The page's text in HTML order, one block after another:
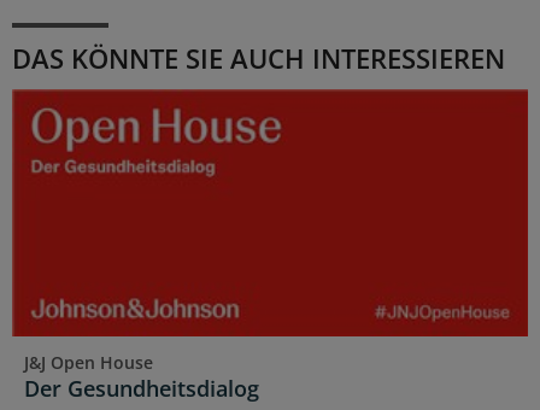
DAS KÖNNTE SIE AUCH INTERESSIEREN
J&J Open House
Der Gesundheitsdialog